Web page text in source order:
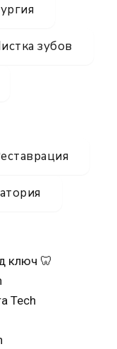
зубов
ключ 🦷
Tech